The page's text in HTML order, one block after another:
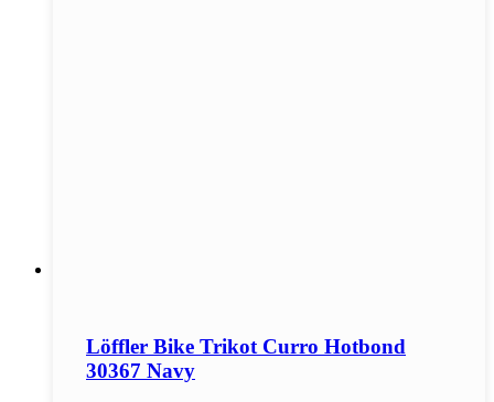
Löffler Bike Trikot Curro Hotbond
30367 Navy